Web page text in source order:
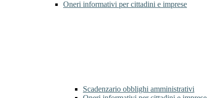
Oneri informativi per cittadini e imprese
Scadenzario obblighi amministrativi